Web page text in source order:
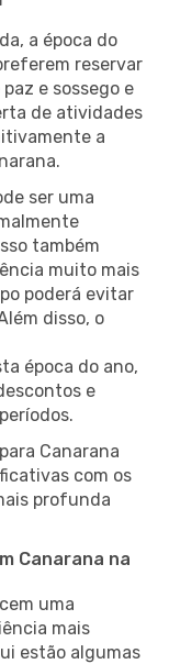
a época do
reservar
e sossego e
de atividades
a
ser uma
também
muito mais
poderá evitar
disso, o
época do ano,
e
Canarana
com os
profunda
Canarana na
uma
mais
estão algumas